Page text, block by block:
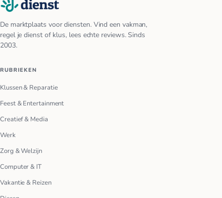
De marktplaats voor diensten. Vind een vakman,
regel je dienst of klus, lees echte reviews. Sinds
2003.
RUBRIEKEN
Klussen & Reparatie
Feest & Entertainment
Creatief & Media
Werk
Zorg & Welzijn
Computer & IT
Vakantie & Reizen